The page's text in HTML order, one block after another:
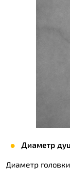
Диаметр
Диаметр